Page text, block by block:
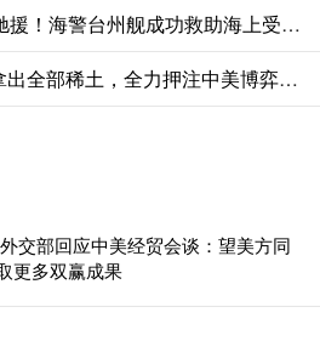
金蝉子配资 83分钟急速驰援！海警台州舰成功救助海上受伤渔民
倍悦网 越南倾举国之力拿出全部稀土，全力押注中美博弈，想做渔翁！
交部回应中美经贸会谈：望美方同
更多双赢成果